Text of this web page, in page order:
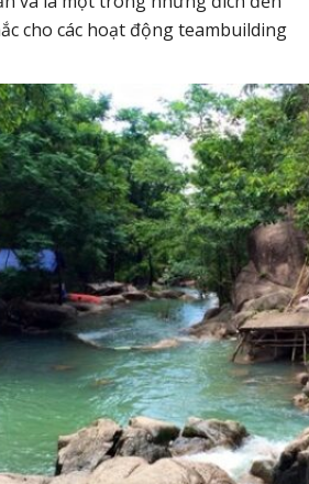
cho các hoạt động teambuilding